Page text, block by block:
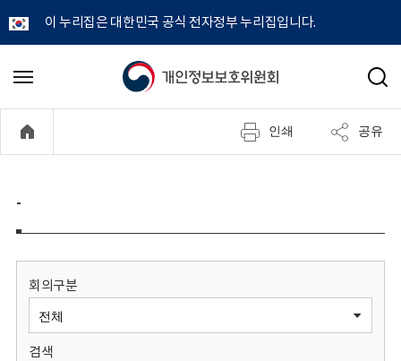
이 누리집은 대한민국 공식 전자정부 누리집입니다.
개
정
보
메
기
검
인쇄 공유
-
회의구분
검색